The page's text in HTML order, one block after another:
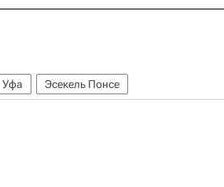
Уфа Эсекель Понсе